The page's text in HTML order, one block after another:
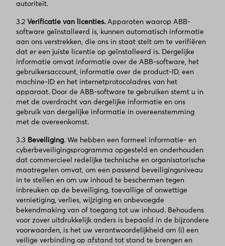
autoriteit.
3.2 Verificatie van licenties. Apparaten waarop ABB-
software geïnstalleerd is, kunnen automatisch informatie
aan ons verstrekken, die ons in staat stelt om te verifiëren
dat er een juiste licentie op geïnstalleerd is. Dergelijke
informatie omvat informatie over de ABB-software, het
gebruikersaccount, informatie over de product-ID, een
machine-ID en het internetprotocoladres van het
apparaat. Door de ABB-software te gebruiken stemt u in
met de overdracht van dergelijke informatie en ons
gebruik van dergelijke informatie in overeenstemming
met de overeenkomst.
3.3 Beveiliging. We hebben een formeel informatie- en
cyberbeveiligingsprogramma opgesteld en onderhouden
dat commercieel redelijke technische en organisatorische
maatregelen omvat, om een passend beveiligingsniveau
in te stellen en om uw inhoud te beschermen tegen
inbreuken op de beveiliging, toevallige of onwettige
vernietiging, verlies, wijziging en onbevoegde
bekendmaking van of toegang tot uw inhoud. Behoudens
voor zover uitdrukkelijk anders is bepaald in de bijzondere
voorwaarden, is het uw verantwoordelijkheid om (i) een
veilige verbinding op afstand tot stand te brengen en